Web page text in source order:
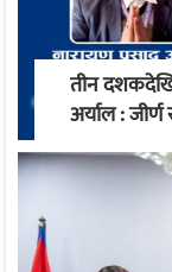
तीन दशकदेखि
अर्याल :
स्वास्थ्य